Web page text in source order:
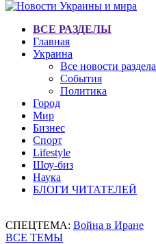
ВСЕ РАЗДЕЛЫ
Главная
Украина
Все новости раздела
События
Политика
Город
Мир
Бизнес
Спорт
Lifestyle
Шоу-биз
Наука
БЛОГИ ЧИТАТЕЛЕЙ
СПЕЦТЕМА: Война в Иране
ВСЕ ТЕМЫ